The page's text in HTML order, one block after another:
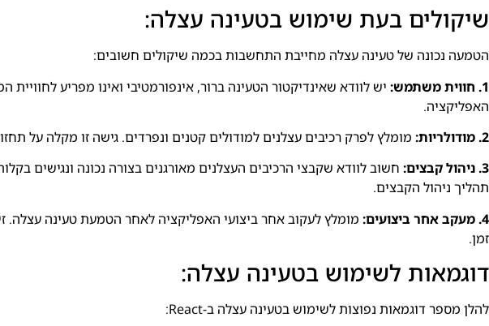
שיקולים בעת שימוש בטעינה עצלה:
הטמעה נכונה של טעינה עצלה מחייבת התחשבות בכמה שיקולים חשובים:
1. חווית משתמש:
יש לוודא שאינדיקטור הטעינה ברור, אינפורמטיבי ואינו מפריע
האפליקציה.
2. מודולריות:
מומלץ לפרק רכיבים עצלנים למודולים קטנים ונפרדים. גישה זו מקלה על
3. ניהול קבצים:
תהליך ניהול הקבצים.
4. מעקב אחר ביצועים:
מומלץ לעקוב אחר ביצועי האפליקציה לאחר הטמעת טעינה עצלה.
זמן.
דוגמאות לשימוש בטעינה עצלה:
להלן מספר דוגמאות נפוצות לשימוש בטעינה עצלה ב-React: